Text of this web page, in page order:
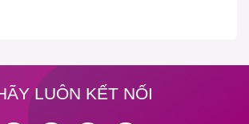
LUÔN KẾT NỐI